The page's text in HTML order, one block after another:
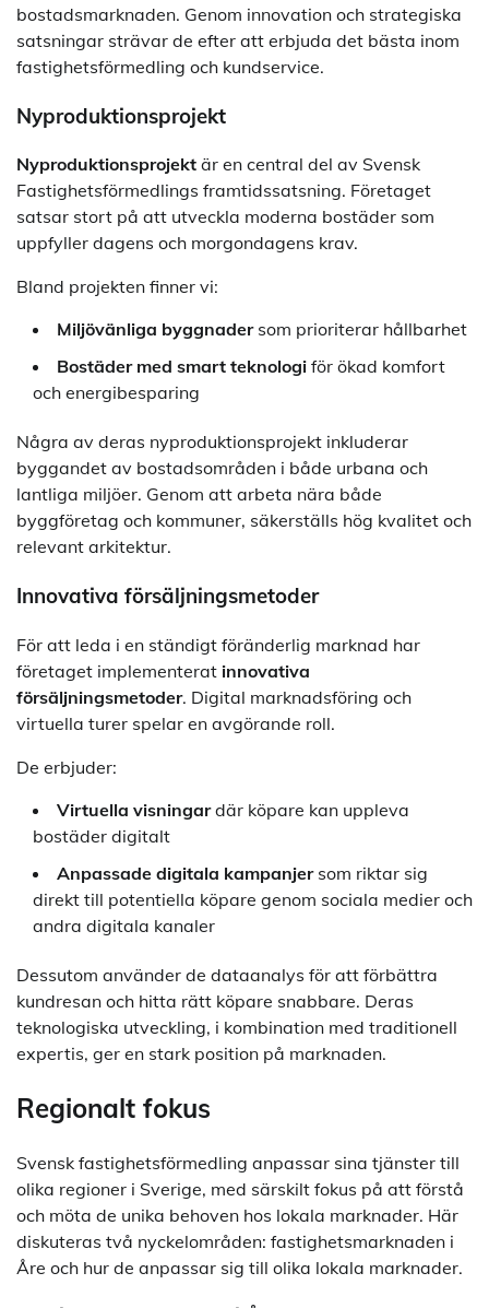
bostadsmarknaden. Genom innovation och strategiska
satsningar strävar de efter att erbjuda det bästa inom
fastighetsförmedling och kundservice.
Nyproduktionsprojekt
Nyproduktionsprojekt är en central del av Svensk
Fastighetsförmedlings framtidssatsning. Företaget
satsar stort på att utveckla moderna bostäder som
uppfyller dagens och morgondagens krav.
Bland projekten finner vi:
Miljövänliga byggnadersom prioriterar hållbarhet
Bostäder med smart teknologi för ökad komfort
och energibesparing
Några av deras nyproduktionsprojekt inkluderar
byggandet av bostadsområden i både urbana och
lantliga miljöer. Genom att arbeta nära både
byggföretag och kommuner, säkerställs hög kvalitet och
relevant arkitektur.
Innovativa försäljningsmetoder
För att leda i en ständigt föränderlig marknad har
företaget implementerat innovativa
försäljningsmetoder. Digital marknadsföring och
virtuella turer spelar en avgörande roll.
De erbjuder:
Virtuella visningardär köpare kan uppleva
bostäder digitalt
Anpassade digitala kampanjersom riktar sig
direkt till potentiella köpare genom sociala medier och
andra digitala kanaler
Dessutom använder de dataanalys för att förbättra
kundresan och hitta rätt köpare snabbare. Deras
teknologiska utveckling, i kombination med traditionell
expertis, ger en stark position på marknaden.
Regionalt fokus
Svensk fastighetsförmedling anpassar sina tjänster till
olika regioner i Sverige, med särskilt fokus på att förstå
och möta de unika behoven hos lokala marknader. Här
diskuteras två nyckelområden: fastighetsmarknaden i
Åre och hur de anpassar sig till olika lokala marknader.